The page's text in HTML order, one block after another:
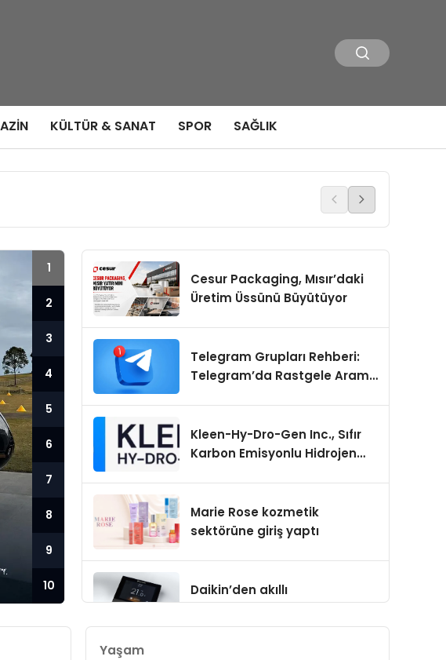
KÜLTÜR & SANAT SPOR SAĞLIK
Kahverengi Kokarca
KAHVERENGI KOKARCA İLE SAVAŞTA 1.6
DOĞAYA SALINDI
Tarım ve Orman Bakanı İbrahim Yumaklı, kahverengi
2026'da 859 bin 329 hanede kışlak mücadelesi yapıldığını
doğaya salındığını duyurdu.
1
2
3
4
5
6
7
8
9
10
Cesur Packaging, Mısır’daki
Üretim Üssünü Büyütüyor
Telegram Grupları Rehberi:
Telegram’da Rastgele Arama
Kleen-Hy-Dro-Gen Inc., Sıfır
Karbon Emisyonlu Hidrojen
Aldı
Marie Rose kozmetik
sektörüne giriş yaptı
Daikin’den akıllı
Madoka Plus Türkiye’de
Yaşam